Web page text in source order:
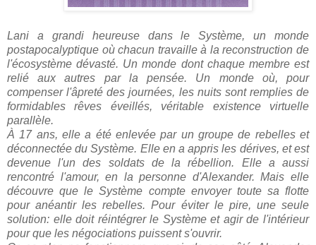
Lani a grandi heureuse dans le Système, un monde
postapocalyptique où chacun travaille à la reconstruction de
l'écosystème dévasté. Un monde dont chaque membre est
relié aux autres par la pensée. Un monde où, pour
compenser l'âpreté des journées, les nuits sont remplies de
formidables rêves éveillés, véritable existence virtuelle
parallèle.
À 17 ans, elle a été enlevée par un groupe de rebelles et
déconnectée du Système. Elle en a appris les dérives, et est
devenue l'un des soldats de la rébellion. Elle a aussi
rencontré l'amour, en la personne d'Alexander. Mais elle
découvre que le Système compte envoyer toute sa flotte
pour anéantir les rebelles. Pour éviter le pire, une seule
solution: elle doit réintégrer le Système et agir de l'intérieur
pour que les négociations puissent s'ouvrir.